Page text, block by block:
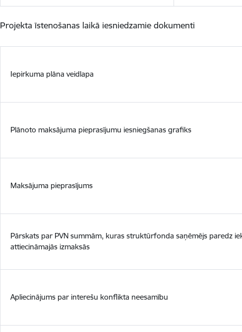
Projekta īstenošanas laikā iesniedzamie dokumenti
Iepirkuma plāna veidlapa
Plānoto maksājuma pieprasījumu iesniegšanas grafiks
Maksājuma pieprasījums
Pārskats par PVN summām, kuras struktūrfonda saņēmējs paredz
attiecināmajās izmaksās
Apliecinājums par interešu konflikta neesamību